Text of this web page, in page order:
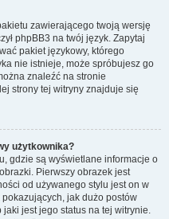
zawierającego twoją wersję
phpBB3 na twój język. Zapytaj
pakiet językowy, którego
nie istnieje, może spróbujesz go
znaleźć na stronie
strony tej witryny znajduje się
użytkownika?
gdzie są wyświetlane informacje o
Pierwszy obrazek jest
od używanego stylu jest on w
jak dużo postów
jest jego status na tej witrynie.